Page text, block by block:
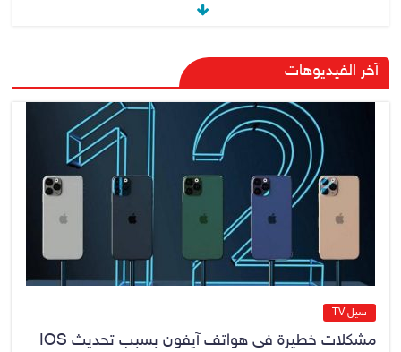
وزارة العدل تحقق انجازا قانونيا
بكسب دعوى قضائية امام المحاكم
الأردنية لصالح شركة أدوية سامراء
6 أغسطس، 2026 No Comment
ائتلاف الدولة: سيتم التعامل بقانون
مكافحة الإرهاب مع أي سلوك مسلح
خارج إطار الدولة
6 أغسطس، 2026 No Comment
آخر الفيديوهات
سيل TV
مشكلات خطيرة فى هواتف آيفون بسبب تحديث IOS